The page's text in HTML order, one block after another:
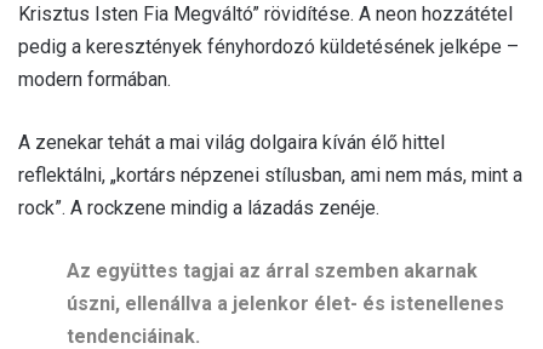
Krisztus Isten Fia Megváltó” rövidítése. A neon hozzátétel
pedig a keresztények fényhordozó küldetésének jelképe –
modern formában.
A zenekar tehát a mai világ dolgaira kíván élő hittel
reflektálni, „kortárs népzenei stílusban, ami nem más, mint a
rock”. A rockzene mindig a lázadás zenéje.
Az együttes tagjai az árral szemben akarnak
úszni, ellenállva a jelenkor élet- és istenellenes
tendenciáinak.